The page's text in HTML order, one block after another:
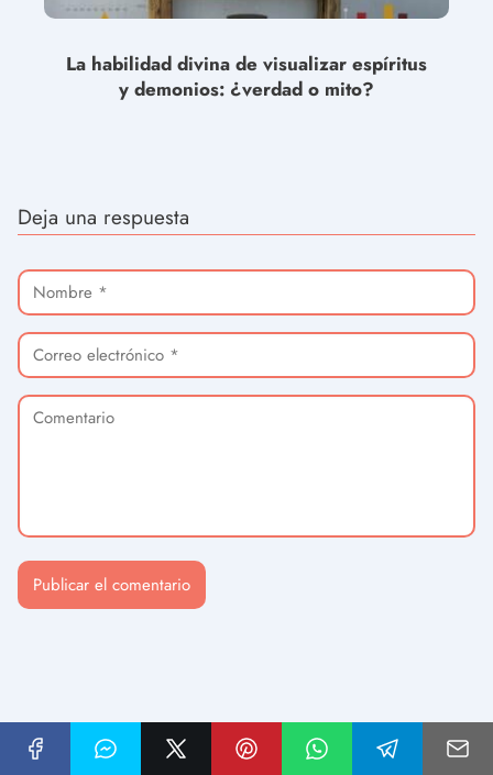
La habilidad divina de visualizar espíritus
y demonios: ¿verdad o mito?
Deja una respuesta